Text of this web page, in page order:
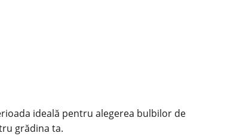
ideală pentru alegerea bulbilor de
grădina ta.